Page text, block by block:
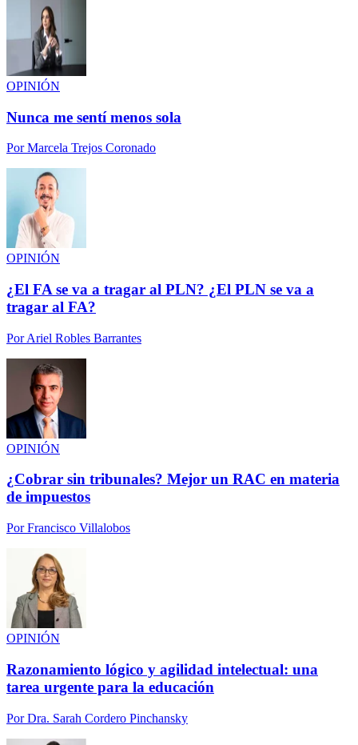
OPINIÓN
Nunca me sentí menos sola
PorMarcela Trejos Coronado
OPINIÓN
¿El FA se va a tragar al PLN? ¿El PLN se va a
tragar al FA?
PorAriel Robles Barrantes
OPINIÓN
¿Cobrar sin tribunales? Mejor un RAC en materia
de impuestos
PorFrancisco Villalobos
OPINIÓN
Razonamiento lógico y agilidad intelectual: una
tarea urgente para la educación
PorDra. Sarah Cordero Pinchansky